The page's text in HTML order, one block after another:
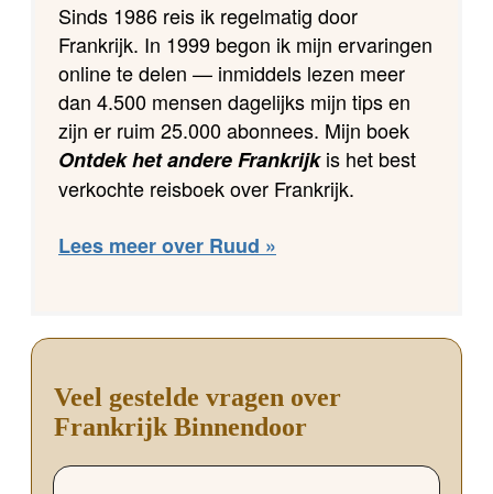
Sinds 1986 reis ik regelmatig door
Frankrijk. In 1999 begon ik mijn ervaringen
online te delen — inmiddels lezen meer
dan 4.500 mensen dagelijks mijn tips en
zijn er ruim 25.000 abonnees. Mijn boek
Ontdek het andere Frankrijkis het best
verkochte reisboek over Frankrijk.
Lees meer over Ruud »
Veel gestelde vragen over
Frankrijk Binnendoor